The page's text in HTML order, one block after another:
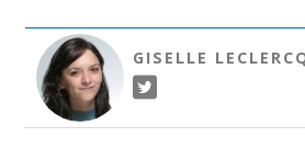
GISELLE